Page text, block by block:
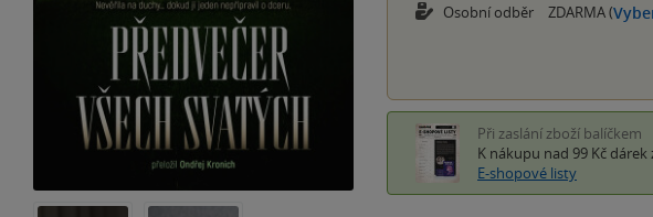
Osobní odběr
ZDARMA (
Při zaslání zboží balíčkem
K nákupu nad 99 Kč dárek
E-shopové listy